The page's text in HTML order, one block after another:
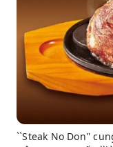
``Steak No Don''